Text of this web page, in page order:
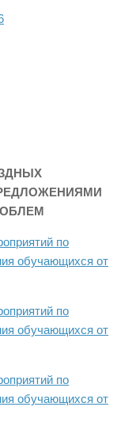
по
обучающихся от
по
обучающихся от
по
обучающихся от